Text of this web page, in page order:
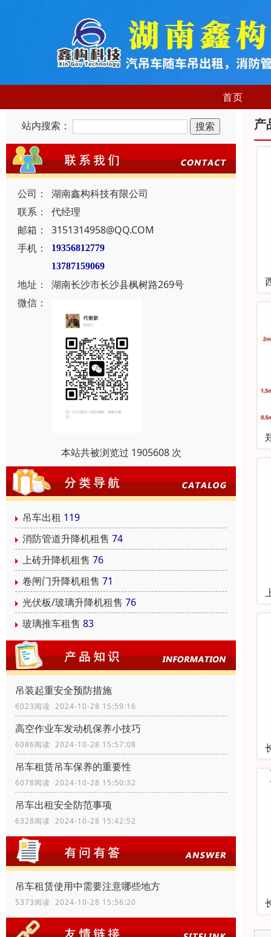
首页
站内搜索：
公司：
湖南鑫构科技有限公司
联系：
代经理
邮箱：
3151314958@QQ.COM
手机：
19356812779
13787159069
地址：
湖南长沙市长沙县枫树路269号
微信：
本站共被浏览过 1905608 次
吊车出租 119
消防管道升降机租售 74
上砖升降机租售 76
卷闸门升降机租售 71
光伏板/玻璃升降机租售 76
玻璃推车租售 83
吊装起重安全预防措施
6023阅读 2024-10-28 15:59:16
高空作业车发动机保养小技巧
6086阅读 2024-10-28 15:57:08
吊车租赁吊车保养的重要性
6078阅读 2024-10-28 15:50:32
吊车出租安全防范事项
6328阅读 2024-10-28 15:42:52
吊车租赁使用中需要注意哪些地方
5373阅读 2024-10-28 15:56:20
产